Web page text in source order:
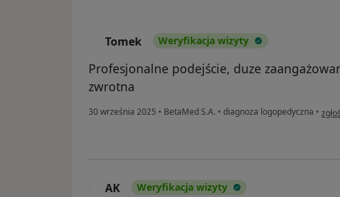
Tomek Weryfikacja wizyty
Profesjonalne podejście, duze
zwrotna
30 września 2025 • BetaMed S.A. • diagnoza logopedyczna • w
AK Weryfikacja wizyty